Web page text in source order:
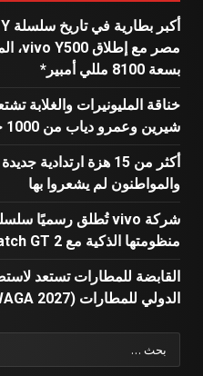
بسعة 8100 مللي أمبير*
خناقة المليونيرات والغلابة
شيرين وعمرو دياب من 1000 جنيه إلى نصف مليون
أكثر من 15 هزة
والمواطنون لم يشعروا بها
منظومتها الذكية مع Watch GT 2 وBuds Proط
القابضة للمطارات تستعد
الدولي للمطارات (WAGA 2027) بشرم الشيخ
عن: